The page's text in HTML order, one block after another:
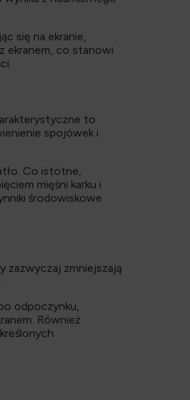
się na ekranie,
ekranem, co stanowi
to
spojówek i
Co istotne,
mięśni karku i
środowiskowe
zazwyczaj zmniejszają
odpoczynku,
Również